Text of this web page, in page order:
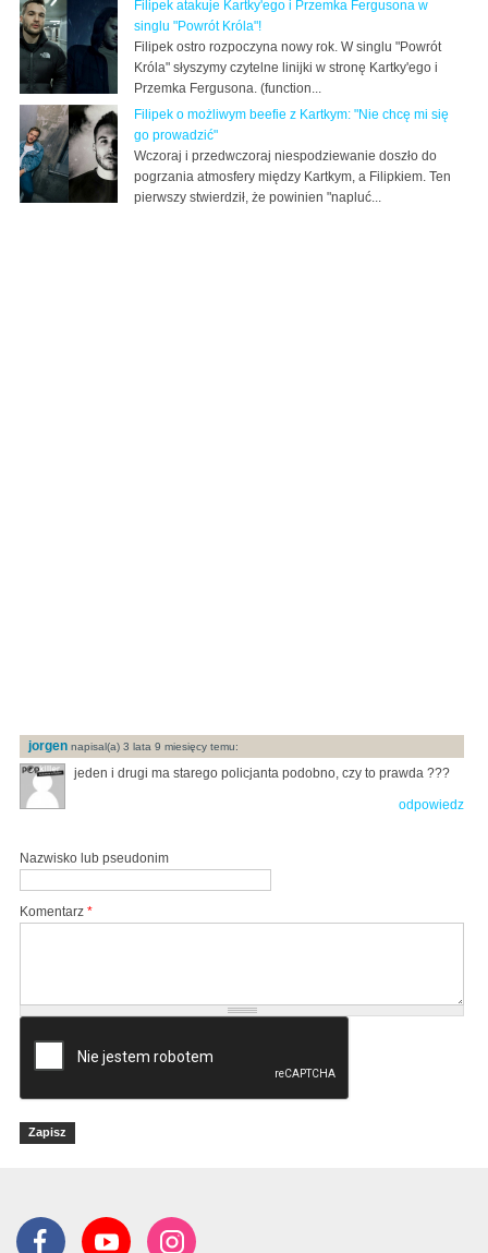
Filipek atakuje Kartky'ego i Przemka Fergusona w
singlu "Powrót Króla"!
Filipek ostro rozpoczyna nowy rok. W singlu "Powrót
Króla" słyszymy czytelne linijki w stronę Kartky'ego i
Przemka Fergusona. (function...
Filipek o możliwym beefie z Kartkym: "Nie chcę mi się
go prowadzić"
Wczoraj i przedwczoraj niespodziewanie doszło do
pogrzania atmosfery między Kartkym, a Filipkiem. Ten
pierwszy stwierdził, że powinien "napluć...
jorgen napisal(a) 3 lata 9 miesięcy temu:
jeden i drugi ma starego policjanta podobno, czy to prawda ???
odpowiedz
Nazwisko lub pseudonim
Komentarz *